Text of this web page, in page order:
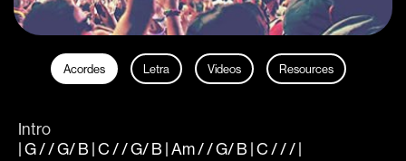
Acordes Letra Videos Resources
Intro
| G / / G/ B | C / / G/ B | Am / / G/ B | C / / / |